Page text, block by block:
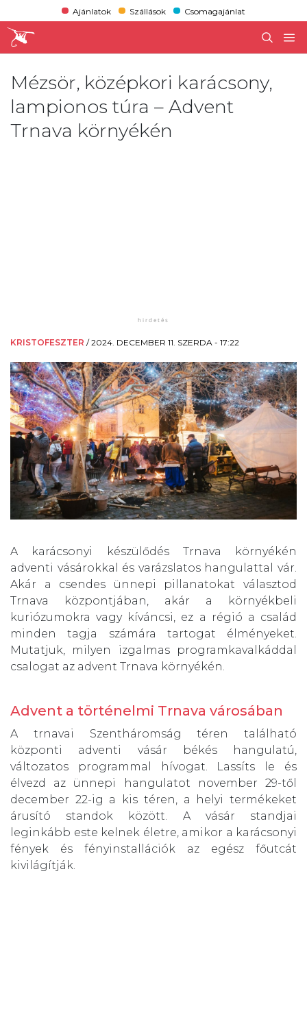
Ajánlatok Szállások Csomagajánlat
Mézsör, középkori karácsony,
lampionos túra – Advent
Trnava környékén
KRISTOFESZTER /2024. DECEMBER 11. SZERDA - 17:22
A karácsonyi készülődés Trnava környékén
adventi vásárokkal és varázslatos hangulattal vár.
Akár a csendes ünnepi pillanatokat választod
Trnava központjában, akár a környékbeli
kuriózumokra vagy kíváncsi, ez a régió a család
minden tagja számára tartogat élményeket.
Mutatjuk, milyen izgalmas programkavalkáddal
csalogat az advent Trnava környékén.
Advent a történelmi Trnava városában
A trnavai Szentháromság téren található
központi adventi vásár békés hangulatú,
változatos programmal hívogat. Lassíts le és
élvezd az ünnepi hangulatot november 29-től
december 22-ig a kis téren, a helyi termékeket
árusító standok között. A vásár standjai
leginkább este kelnek életre, amikor a karácsonyi
fények és fényinstallációk az egész főutcát
kivilágítják.